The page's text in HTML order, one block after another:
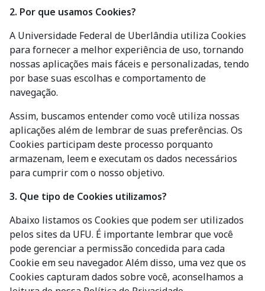
2. Por que usamos Cookies?
A Universidade Federal de Uberlândia utiliza Cookies
para fornecer a melhor experiência de uso, tornando
nossas aplicações mais fáceis e personalizadas, tendo
por base suas escolhas e comportamento de
navegação.
Assim, buscamos entender como você utiliza nossas
aplicações além de lembrar de suas preferências. Os
Cookies participam deste processo porquanto
armazenam, leem e executam os dados necessários
para cumprir com o nosso objetivo.
3. Que tipo de Cookies utilizamos?
Abaixo listamos os Cookies que podem ser utilizados
pelos sites da UFU. É importante lembrar que você
pode gerenciar a permissão concedida para cada
Cookie em seu navegador. Além disso, uma vez que os
Cookies capturam dados sobre você, aconselhamos a